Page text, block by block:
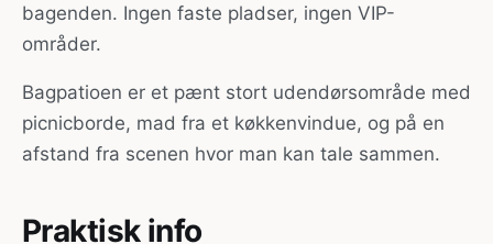
bagenden. Ingen faste pladser, ingen VIP-
områder.
Bagpatioen er et pænt stort udendørsområde med
picnicborde, mad fra et køkkenvindue, og på en
afstand fra scenen hvor man kan tale sammen.
Praktisk info